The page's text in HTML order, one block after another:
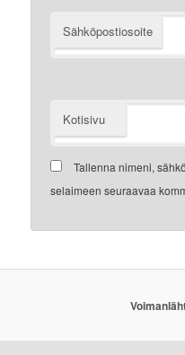
Sähköpostiosoite
Kotisivu
Tallenna nimeni,
selaimeen seuraavaa